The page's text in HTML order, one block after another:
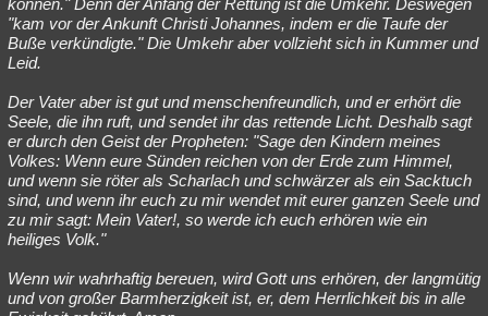
können." Denn der Anfang der Rettung ist die Umkehr. Deswegen
"kam vor der Ankunft Christi Johannes, indem er die Taufe der
Buße verkündigte." Die Umkehr aber vollzieht sich in Kummer und
Leid.
Der Vater aber ist gut und menschenfreundlich, und er erhört die
Seele, die ihn ruft, und sendet ihr das rettende Licht. Deshalb sagt
er durch den Geist der Propheten: "Sage den Kindern meines
Volkes: Wenn eure Sünden reichen von der Erde zum Himmel,
und wenn sie röter als Scharlach und schwärzer als ein Sacktuch
sind, und wenn ihr euch zu mir wendet mit eurer ganzen Seele und
zu mir sagt: Mein Vater!, so werde ich euch erhören wie ein
heiliges Volk."
Wenn wir wahrhaftig bereuen, wird Gott uns erhören, der langmütig
und von großer Barmherzigkeit ist, er, dem Herrlichkeit bis in alle